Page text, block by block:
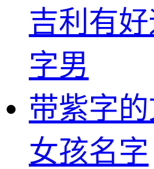
吉利有
字男
带紫字
女孩名字